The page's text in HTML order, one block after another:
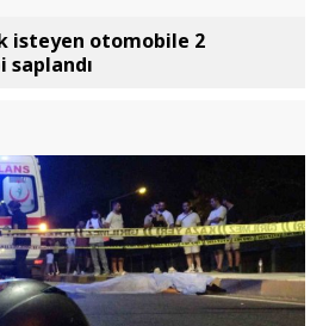
isteyen otomobile 2